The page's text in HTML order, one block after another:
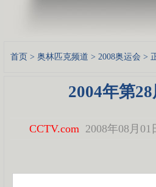
首页 > 奥林匹克频道 > 2008奥运会 >
2004年第
CCTV.com 2008年08月01